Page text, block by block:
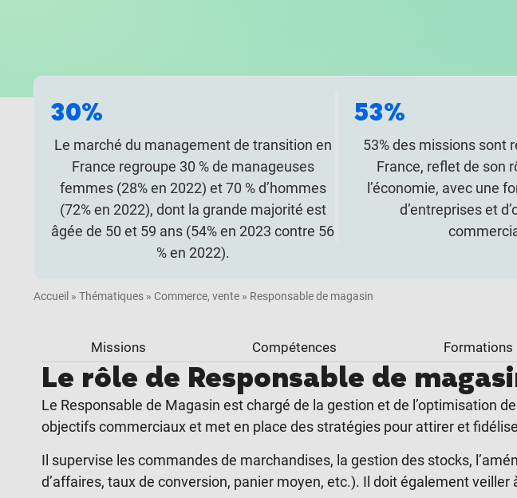
30%
Le marché du management de transition en
France regroupe 30 % de manageuses
femmes (28% en 2022) et 70 % d’hommes
(72% en 2022), dont la grande majorité est
âgée de 50 et 59 ans (54% en 2023 contre 56
% en 2022).
53%
53% des missions sont
France, reflet de son
l’économie, avec une
d’entreprises et
Accueil » Thématiques » Commerce, vente » Responsable de magasin
Missions Compétences Formations
Le rôle de Responsable de
Le Responsable de Magasin est chargé de la gestion et de l’optimisation
objectifs commerciaux et met en place des stratégies pour attirer et
Il supervise les commandes de marchandises, la gestion des stocks,
d’affaires, taux de conversion, panier moyen, etc.). Il doit également